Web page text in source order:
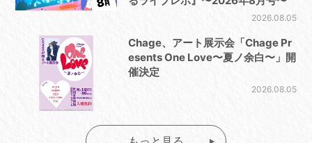
2026.08.05
Chage、アート展示会「Chage Pr
esents One Love〜夏ノ余白〜」開
催決定
2026.08.05